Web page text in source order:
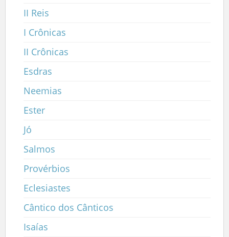
II Reis
I Crônicas
II Crônicas
Esdras
Neemias
Ester
Jó
Salmos
Provérbios
Eclesiastes
Cântico dos Cânticos
Isaías